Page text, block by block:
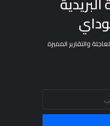
والتقارير المميزة